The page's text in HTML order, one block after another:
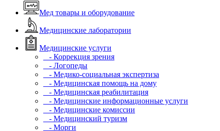
Мед товары и оборудование
Медицинские лаборатории
Медицинские услуги
- Коррекция зрения
- Логопеды
- Медико-социальная экспертиза
- Медицинская помощь на дому
- Медицинская реабилитация
- Медицинские информационные услуги
- Медицинские комиссии
- Медицинский туризм
- Морги